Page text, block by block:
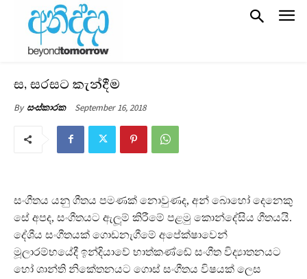
ස, සරසට කැන්දීම
By සංස්කාරක September 16, 2018
සංගීතය යනු ගීතය පමණක් නොවුණද, අන් බොහෝ දෙනෙකු
සේ අපද, සංගීතයට ඇලූම් කිරීමේ පළමු කොන්දේසිය ගීතයයි.
දේශීය සංගීතයක් ගොඩනැගීමේ අපේක්ෂාවෙන්
මූලාරම්භයේදී ඉන්දියාවේ භාත්කණ්ඬේ සංගීත විද්‍යාතනයට
හෝ ශාන්ති නිකේතනයට ගොස් සංගීතය විෂයක් ලෙස